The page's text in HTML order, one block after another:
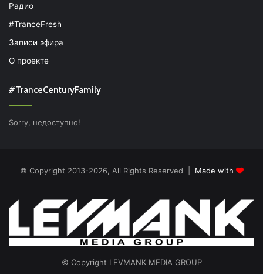
Радио
#TranceFresh
Записи эфира
О проекте
#TranceCenturyFamily
Sorry, недоступно!
© Copyright 2013-2026, All Rights Reserved | Made with
© Copyright LEVMANK MEDIA GROUP